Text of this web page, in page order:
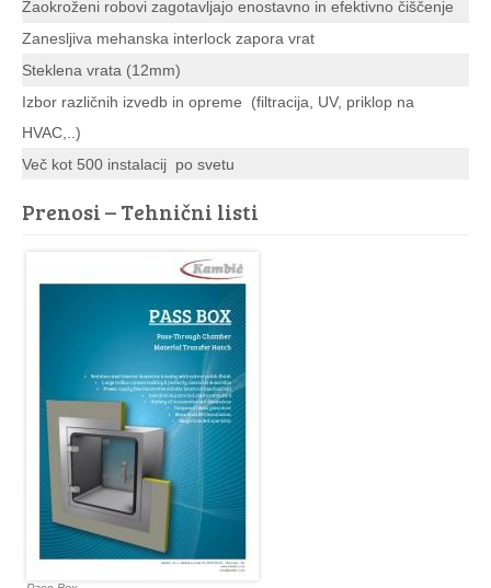
Zaokroženi robovi zagotavljajo enostavno in efektivno čiščenje
Zanesljiva mehanska interlock zapora vrat
Steklena vrata (12mm)
Izbor različnih izvedb in opreme (filtracija, UV, priklop na
HVAC,..)
Več kot 500 instalacij po svetu
Prenosi – Tehnični listi